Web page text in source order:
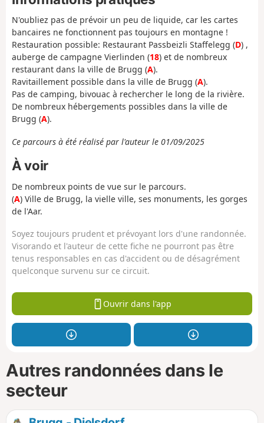
N'oubliez pas de prévoir un peu de liquide, car les cartes
bancaires ne fonctionnent pas toujours en montagne !
Restauration possible: Restaurant Passbeizli Staffelegg (D) ,
auberge de campagne Vierlinden (18) et de nombreux
restaurant dans la ville de Brugg (A).
Ravitaillement possible dans la ville de Brugg (A).
Pas de camping, bivouac à rechercher le long de la rivière.
De nombreux hébergements possibles dans la ville de
Brugg (A).
Ce parcours à été réalisé par l'auteur le 01/09/2025
À voir
De nombreux points de vue sur le parcours.
(A) Ville de Brugg, la vielle ville, ses monuments, les gorges
de l'Aar.
Soyez toujours prudent et prévoyant lors d'une randonnée.
Visorando et l'auteur de cette fiche ne pourront pas être
tenus responsables en cas d'accident ou de désagrément
quelconque survenu sur ce circuit.
Ouvrir dans l'app
Autres randonnées dans le
secteur